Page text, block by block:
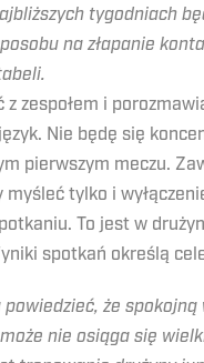
tygodniach
na złapanie
z zespołem i
Nie będę się
pierwszym meczu.
myśleć tylko i
To jest w
spotkań określą
powiedzieć, że spokojną
nie osiąga się